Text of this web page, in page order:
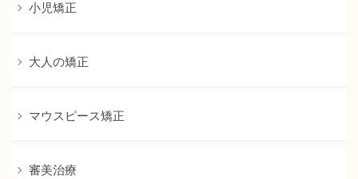
小児矯正
大人の矯正
マウスピース矯正
審美治療